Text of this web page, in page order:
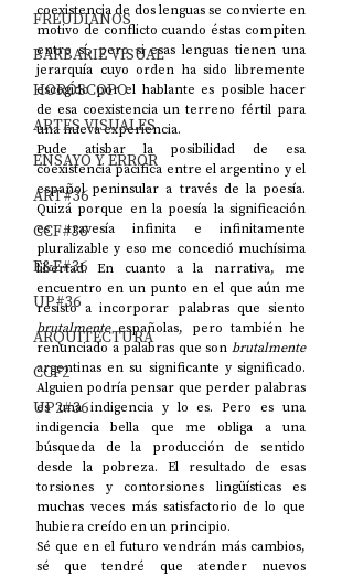
FREUDIANOS
BARBARIE VISUAL
HORÓSCOPO
ARTES VISUALES
ENSAYO Y ERROR
ART#36
CCF#36
E&E#36
UP#36
ARQUITECTURA
CCF2
UP2#36
coexistencia de dos lenguas se convierte en
motivo de conflicto cuando éstas compiten
entre sí, pero si esas lenguas tienen una
jerarquía cuyo orden ha sido libremente
escogido por el hablante es posible hacer
de esa coexistencia un terreno fértil para
una nueva experiencia.
Pude atisbar la posibilidad de esa
coexistencia pacífica entre el argentino y el
español peninsular a través de la poesía.
Quizá porque en la poesía la significación
es travesía infinita e infinitamente
pluralizable y eso me concedió muchísima
libertad. En cuanto a la narrativa, me
encuentro en un punto en el que aún me
brutalmente españolas, pero también he
renunciado a palabras que son
brutalmente
argentinas en su significante y significado.
Alguien podría pensar que perder palabras
es una indigencia y lo es. Pero es una
indigencia bella que me obliga a una
búsqueda de la producción de sentido
desde la pobreza. El resultado de esas
torsiones y contorsiones lingüísticas es
muchas veces más satisfactorio de lo que
hubiera creído en un principio.
Sé que en el futuro vendrán más cambios,
sé que tendré que atender nuevos